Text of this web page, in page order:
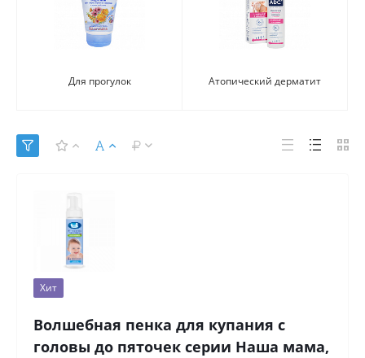
Для прогулок Атопический дерматит
Хит
Волшебная пенка для купания с
головы до пяточек серии Наша мама,